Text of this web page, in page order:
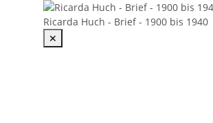
Ricarda Huch - Brief - 1900 bis 1940
✕